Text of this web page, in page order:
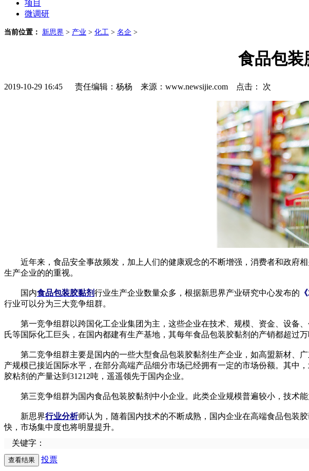
项目
微调研
当前位置： 新思界 > 产业 > 化工 > 名企 >
食品包装
2019-10-29 16:45 责任编辑：杨杨 来源：www.newsijie.com 点击： 次
近年来，食品安全事故频发，加上人们的健康观念的不断增强，消费者和政府相
生产企业的的重视。
国内食品包装胶黏剂行业生产企业数量众多，根据新思界产业研究中心发布的
行业可以分为三大竞争组群。
第一竞争组群以跨国化工企业集团为主，这些企业在技术、规模、资金、设备
氏等国际化工巨头，在国内都建有生产基地，其每年食品包装胶黏剂的产销都超过万
第二竞争组群主要是国内的一些大型食品包装胶黏剂生产企业，如高盟新材、
产规模已接近国际水平，在部分高端产品细分市场已经拥有一定的市场份额。其中
胶粘剂的产量达到31212吨，遥遥领先于国内企业。
第三竞争组群为国内食品包装胶黏剂中小企业。此类企业规模普遍较小，技术能
新思界行业分析师认为，随着国内技术的不断成熟，国内企业在高端食品包装
快，市场集中度也将明显提升。
关键字：
投票